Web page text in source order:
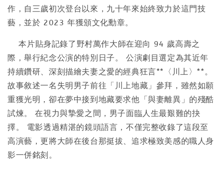
作，自三歲初次登台以來，九十年來始終致力於這門技
藝，並於 2023 年獲頒文化勳章。
本片貼身記錄了野村萬作大師在迎向 94 歲高壽之
際，舉行紀念公演的特別日子。 公演劇目選定為其近年
持續鑽研、深刻描繪夫妻之愛的經典狂言**〈川上〉**。
故事敘述一名失明男子前往「川上地藏」參拜，雖然如願
重獲光明，卻在夢中接到地藏要求他「與妻離異」的殘酷
試煉。 在視力與摯愛之間，男子面臨人生最艱難的抉
擇。 電影透過精湛的鏡頭語言，不僅完整收錄了這段至
高演藝，更將大師在後台那挺拔、追求極致美感的職人身
影一併銘刻。